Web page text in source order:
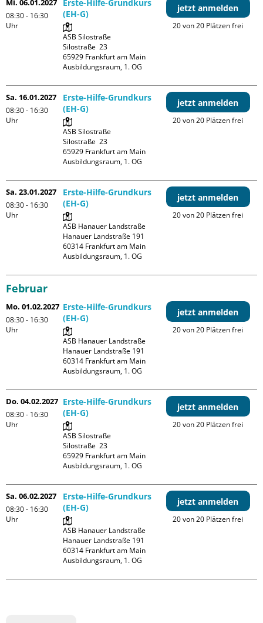
Mi. 06.01.2027
08:30 - 16:30
Uhr
Erste-Hilfe-Grundkurs
(EH-G)
ASB Silostraße
Silostraße  23
65929 Frankfurt am Main
Ausbildungsraum, 1. OG
jetzt anmelden
20 von 20 Plätzen frei
Sa. 16.01.2027
08:30 - 16:30
Uhr
Erste-Hilfe-Grundkurs
(EH-G)
ASB Silostraße
Silostraße  23
65929 Frankfurt am Main
Ausbildungsraum, 1. OG
jetzt anmelden
20 von 20 Plätzen frei
Sa. 23.01.2027
08:30 - 16:30
Uhr
Erste-Hilfe-Grundkurs
(EH-G)
ASB Hanauer Landstraße
Hanauer Landstraße 191
60314 Frankfurt am Main
Ausbildungsraum, 1. OG
jetzt anmelden
20 von 20 Plätzen frei
Februar
Mo. 01.02.2027
08:30 - 16:30
Uhr
Erste-Hilfe-Grundkurs
(EH-G)
ASB Hanauer Landstraße
Hanauer Landstraße 191
60314 Frankfurt am Main
Ausbildungsraum, 1. OG
jetzt anmelden
20 von 20 Plätzen frei
Do. 04.02.2027
08:30 - 16:30
Uhr
Erste-Hilfe-Grundkurs
(EH-G)
ASB Silostraße
Silostraße  23
65929 Frankfurt am Main
Ausbildungsraum, 1. OG
jetzt anmelden
20 von 20 Plätzen frei
Sa. 06.02.2027
08:30 - 16:30
Uhr
Erste-Hilfe-Grundkurs
(EH-G)
ASB Hanauer Landstraße
Hanauer Landstraße 191
60314 Frankfurt am Main
Ausbildungsraum, 1. OG
jetzt anmelden
20 von 20 Plätzen frei